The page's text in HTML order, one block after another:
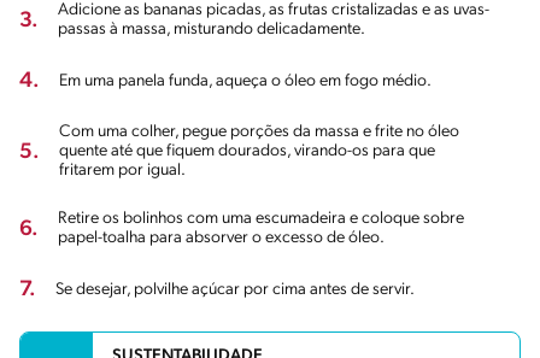
3.
Adicione as bananas picadas, as frutas cristalizadas e as uvas-
passas à massa, misturando delicadamente.
4. Em uma panela funda, aqueça o óleo em fogo médio.
5.
Com uma colher, pegue porções da massa e frite no óleo
quente até que fiquem dourados, virando-os para que
fritarem por igual.
6.
Retire os bolinhos com uma escumadeira e coloque sobre
papel-toalha para absorver o excesso de óleo.
7. Se desejar, polvilhe açúcar por cima antes de servir.